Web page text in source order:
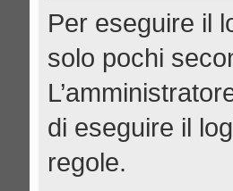
Per eseguire il
solo pochi
di eseguire il
regole.